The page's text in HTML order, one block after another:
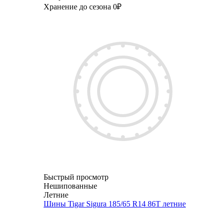
Хранение до сезона 0₽
Быстрый просмотр
Нешипованные
Летние
Шины Tigar Sigura 185/65 R14 86T летние